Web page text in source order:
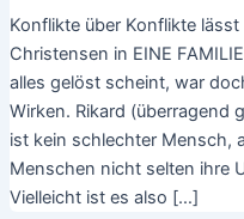
Konflikte über Konflikte
Christensen in EINE
alles gelöst scheint, war
Wirken. Rikard (überragend
ist kein schlechter Mensch,
Menschen nicht selten ihre
Vielleicht ist es also […]